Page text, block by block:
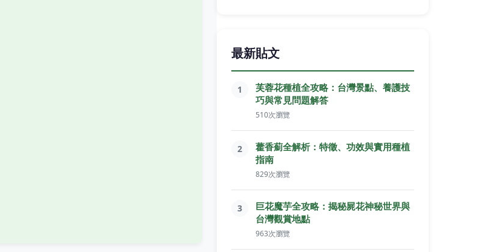
最新貼文
1
芙蓉花種植全攻略：台灣景點、養護技
巧與常見問題解答
510次瀏覽
2
藿香薊全解析：特徵、功效與實用種植
指南
829次瀏覽
3
巨花魔芋全攻略：揭秘屍花神秘世界與
台灣觀賞地點
963次瀏覽